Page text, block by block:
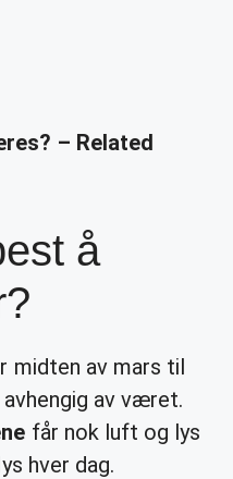
– Related
å
midten av mars til
av været.
får nok luft og lys
hver dag.